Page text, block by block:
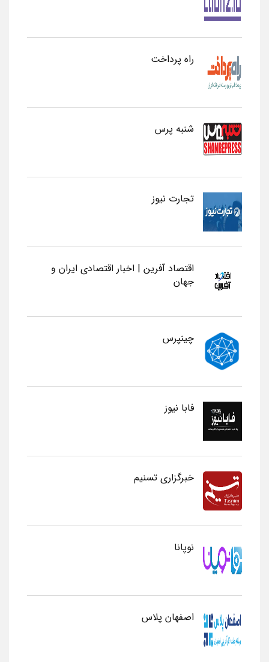
راه پرداخت
شنبه پرس
تجارت نیوز
اقتصاد آفرین | اخبار اقتصادی ایران و
جهان
چینپرس
فابا نیوز
خبرگزاری تسنیم
نوپانا
اصفهان پلاس